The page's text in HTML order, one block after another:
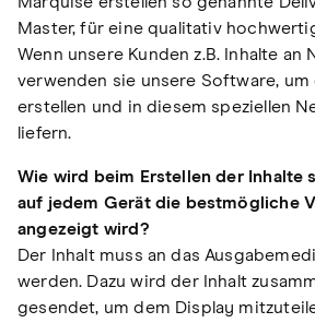
Master, für eine qualitativ
Wenn unsere Kunden z.B. Inhalte an
verwenden sie unsere Software, um
erstellen und in diesem speziellen
liefern.
Wie wird beim Erstellen der Inhalte
auf jedem Gerät die bestmögliche
angezeigt wird?
Der Inhalt muss an das
werden. Dazu wird der Inhalt
gesendet, um dem Display